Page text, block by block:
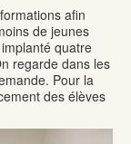
afin
de jeunes
quatre
regarde dans les
Pour la
des élèves